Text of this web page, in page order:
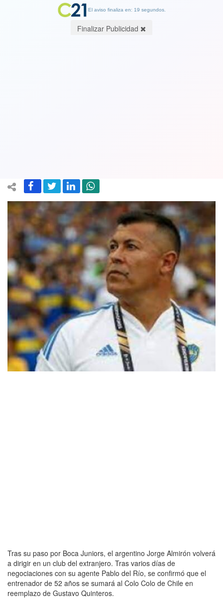
Tras su paso por Boca Juniors, el argentino Jorge Almirón volverá
a dirigir en un club del extranjero. Tras varios días de
negociaciones con su agente Pablo del Río, se confirmó que el
entrenador de 52 años se sumará al Colo Colo de Chile en
reemplazo de Gustavo Quinteros.
El aviso finaliza en: 19 segundos.
Finalizar Publicidad